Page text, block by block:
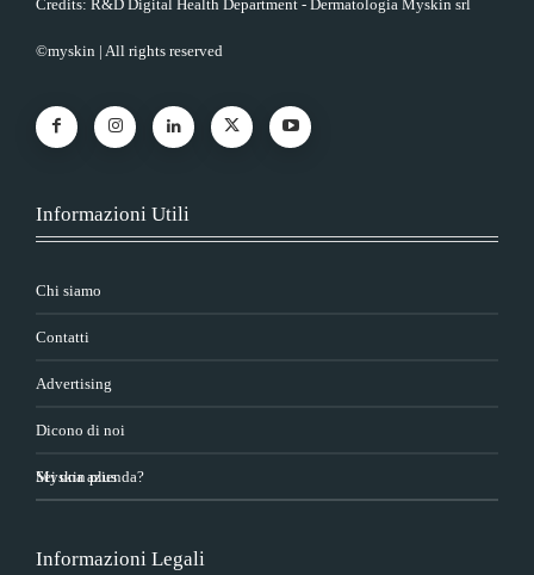
Credits: R&D Digital Health Department - Dermatologia Myskin srl
©myskin | All rights reserved
Informazioni Utili
Chi siamo
Contatti
Advertising
Dicono di noi
Sei una azienda?
Myskin plus
Informazioni Legali